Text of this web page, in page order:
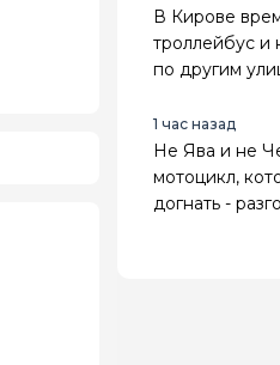
В Кирове
троллейбус и
по другим
1 час назад
Не Ява и не
мотоцикл,
догнать -